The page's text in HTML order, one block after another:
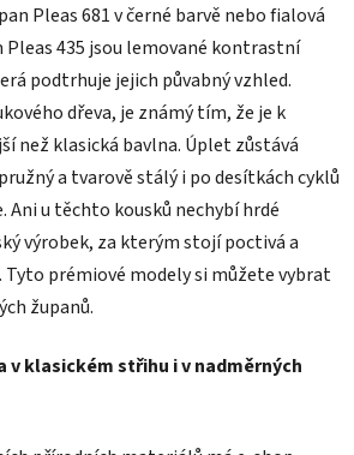
Pleas 681 v černé barvě nebo fialová
435 jsou lemované kontrastní
podtrhuje jejich půvabný vzhled.
dřeva, je známý tím, že je k
než klasická bavlna. Úplet zůstává
a tvarově stálý i po desítkách cyklů
Ani u těchto kousků nechybí hrdé
výrobek, za kterým stojí poctivá a
Tyto prémiové modely si můžete vybrat
županů.
klasickém střihu i v nadměrných